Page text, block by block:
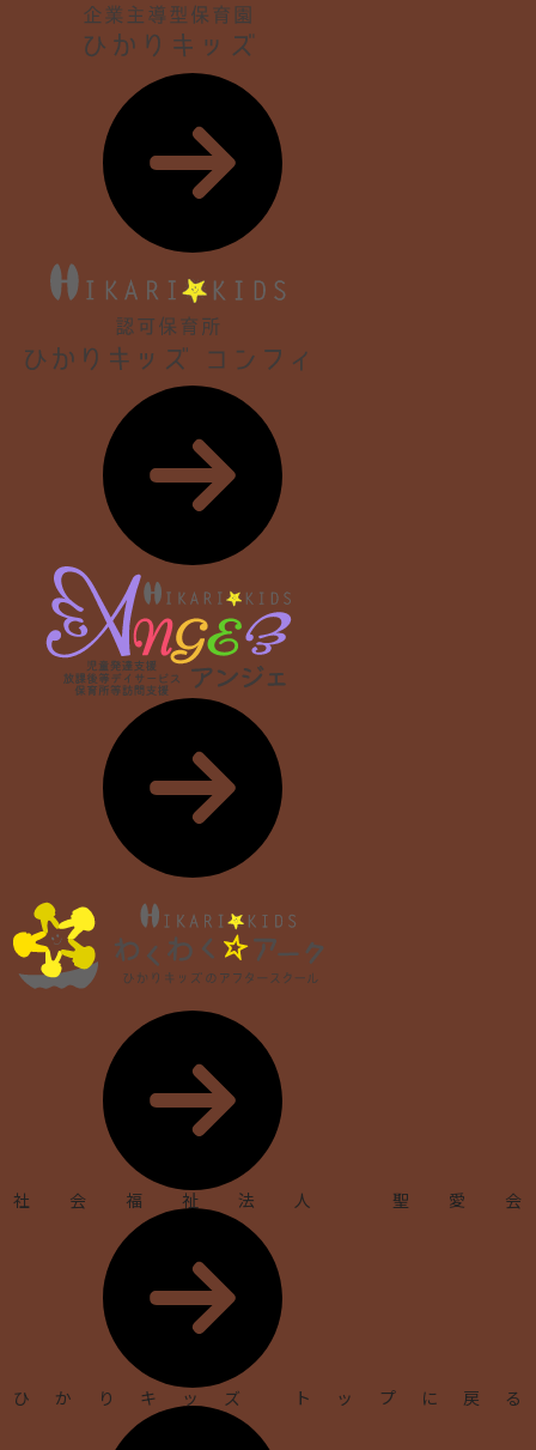
社会福祉法人 聖愛会
ひかりキッズ トップに戻る